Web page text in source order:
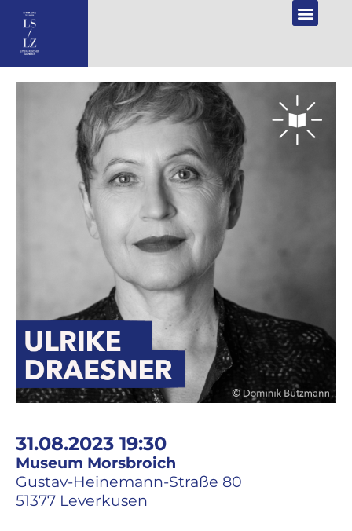
DE
31.08.2023 19:30
Museum Morsbroich
Gustav-Heinemann-Straße 80
51377 Leverkusen